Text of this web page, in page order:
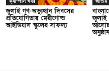
জুলাই গণ-অভ্যুত্থান দিবসের
প্রতিযোগিতায় মেরীগোল্ড
আইডিয়াল স্কুলের সাফল্য
জুলাই
অনুষ্ঠান